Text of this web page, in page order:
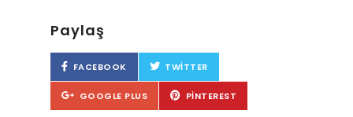
Paylaş
FACEBOOK TWITTER
GOOGLE PLUS PINTEREST